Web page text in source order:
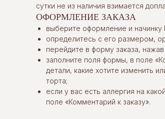
сутки не из наличия взимается
ОФОРМЛЕНИЕ ЗАКАЗА
выберите оформление и начинку
определитесь с его размером,
перейдите в форму заказа, нажав
заполните поля формы, в поле
детали, какие хотите изменить
торта;
если у вас есть аллергия на
поле «Комментарий к заказу».